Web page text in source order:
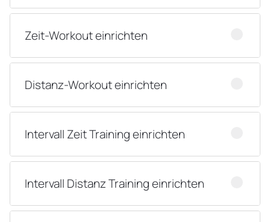
Zeit-Workout einrichten
Distanz-Workout einrichten
Intervall Zeit Training einrichten
Intervall Distanz Training einrichten